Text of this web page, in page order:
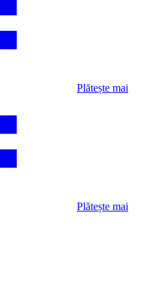
Plătește mai
Plătește mai